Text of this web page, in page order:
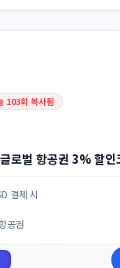
103회 복사됨
로벌 항공권 3% 할인
결제 시
공권